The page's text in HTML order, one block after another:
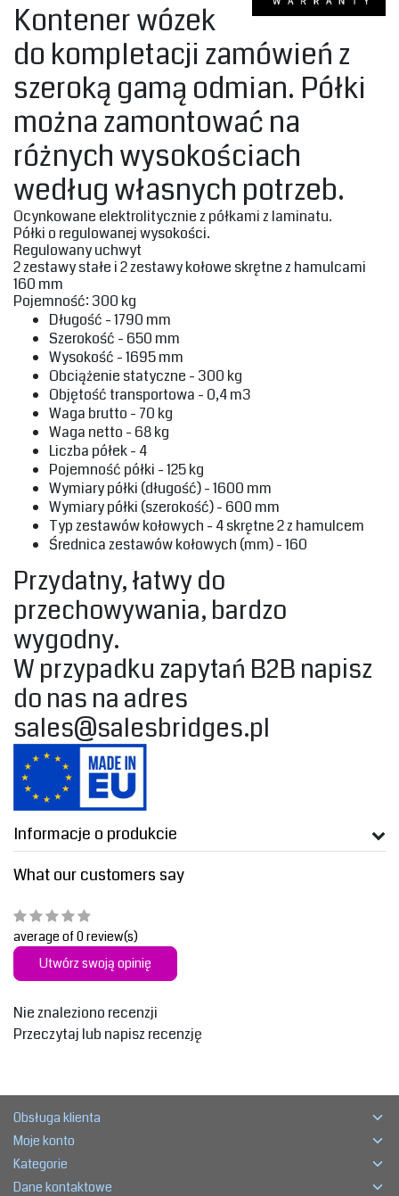
Kontener wózek
do kompletacji zamówień z
szeroką gamą odmian. Półki
można zamontować na
różnych wysokościach
według własnych potrzeb. ‎
‎Ocynkowane elektrolitycznie z półkami z laminatu.
Półki o regulowanej wysokości.
Regulowany‎ uchwyt
‎2 zestawy stałe i 2 zestawy kołowe skrętne z hamulcami
160 mm‎
Pojemność‎‎: 300 kg‎
‎Długość - 1790 mm‎
‎Szerokość - 650 mm‎
‎Wysokość - 1695 mm‎
‎Obciążenie statyczne - 300 kg‎
‎Objętość transportowa - 0,4 m3‎
‎Waga brutto - 70 kg‎
‎Waga netto - 68 kg‎
‎Liczba półek - 4‎
‎Pojemność półki - 125 kg‎
‎Wymiary półki (długość) - 1600 mm‎
‎Wymiary półki (szerokość) - 600 mm‎
‎Typ zestawów kołowych - 4 skrętne 2 z hamulcem‎
‎Średnica zestawów kołowych (mm) - 160
‎Przydatny, łatwy do
przechowywania, bardzo
wygodny.‎
‎W przypadku zapytań B2B napisz
do nas na adres
sales@salesbridges.pl
Informacje o produkcie
What our customers say
average of 0 review(s)
Utwórz swoją opinię
Nie znaleziono recenzji
Przeczytaj lub napisz recenzję
Obsługa klienta
Moje konto
Kategorie
Dane kontaktowe